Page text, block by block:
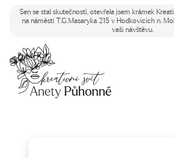
Sen se stal skutečností, otevřela jsem krámek
na náměstí T.G.Masaryka 215 v Hodkovicích n.
vaši návštěvu.